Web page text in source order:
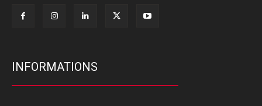
INFORMATIONS